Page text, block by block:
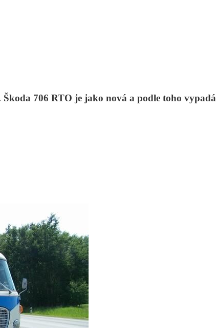
706 RTO je jako nová a podle toho vypadá